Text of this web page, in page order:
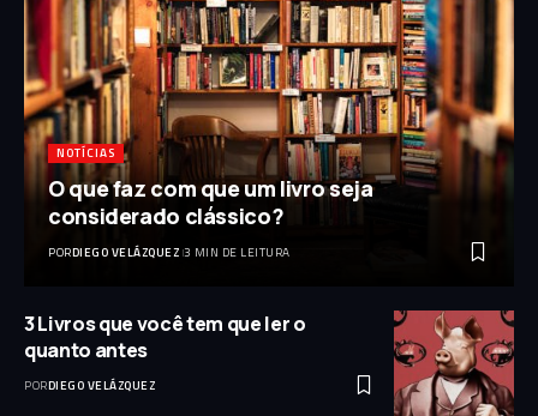
NOTÍCIAS
O que faz com que um livro seja
considerado clássico?
PORDIEGO VELÁZQUEZ 3 MIN DE LEITURA
3 Livros que você tem que ler o
quanto antes
PORDIEGO VELÁZQUEZ